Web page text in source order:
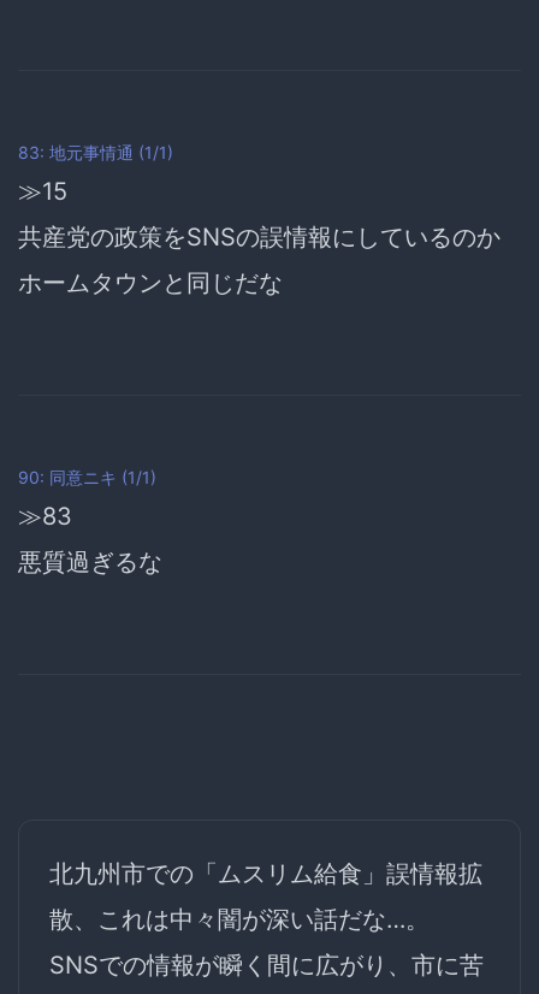
83: 地元事情通 (1/1)
≫15
共産党の政策をSNSの誤情報にしているのか
ホームタウンと同じだな
90: 同意ニキ (1/1)
≫83
悪質過ぎるな
北九州市での「ムスリム給食」誤情報拡
散、これは中々闇が深い話だな…。
SNSでの情報が瞬く間に広がり、市に苦